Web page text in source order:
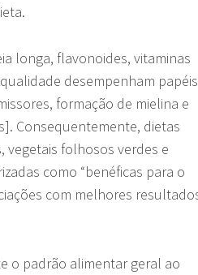
longa, flavonoides, vitaminas
desempenham papéis
formação de mielina e
Consequentemente, dietas
vegetais folhosos verdes e
como “benéficas para o
com melhores
o padrão alimentar geral ao